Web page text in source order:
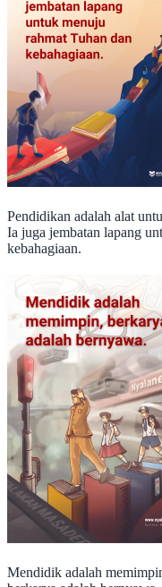
Pendidikan adalah alat
Ia juga jembatan lapang
kebahagiaan.
Mendidik adalah